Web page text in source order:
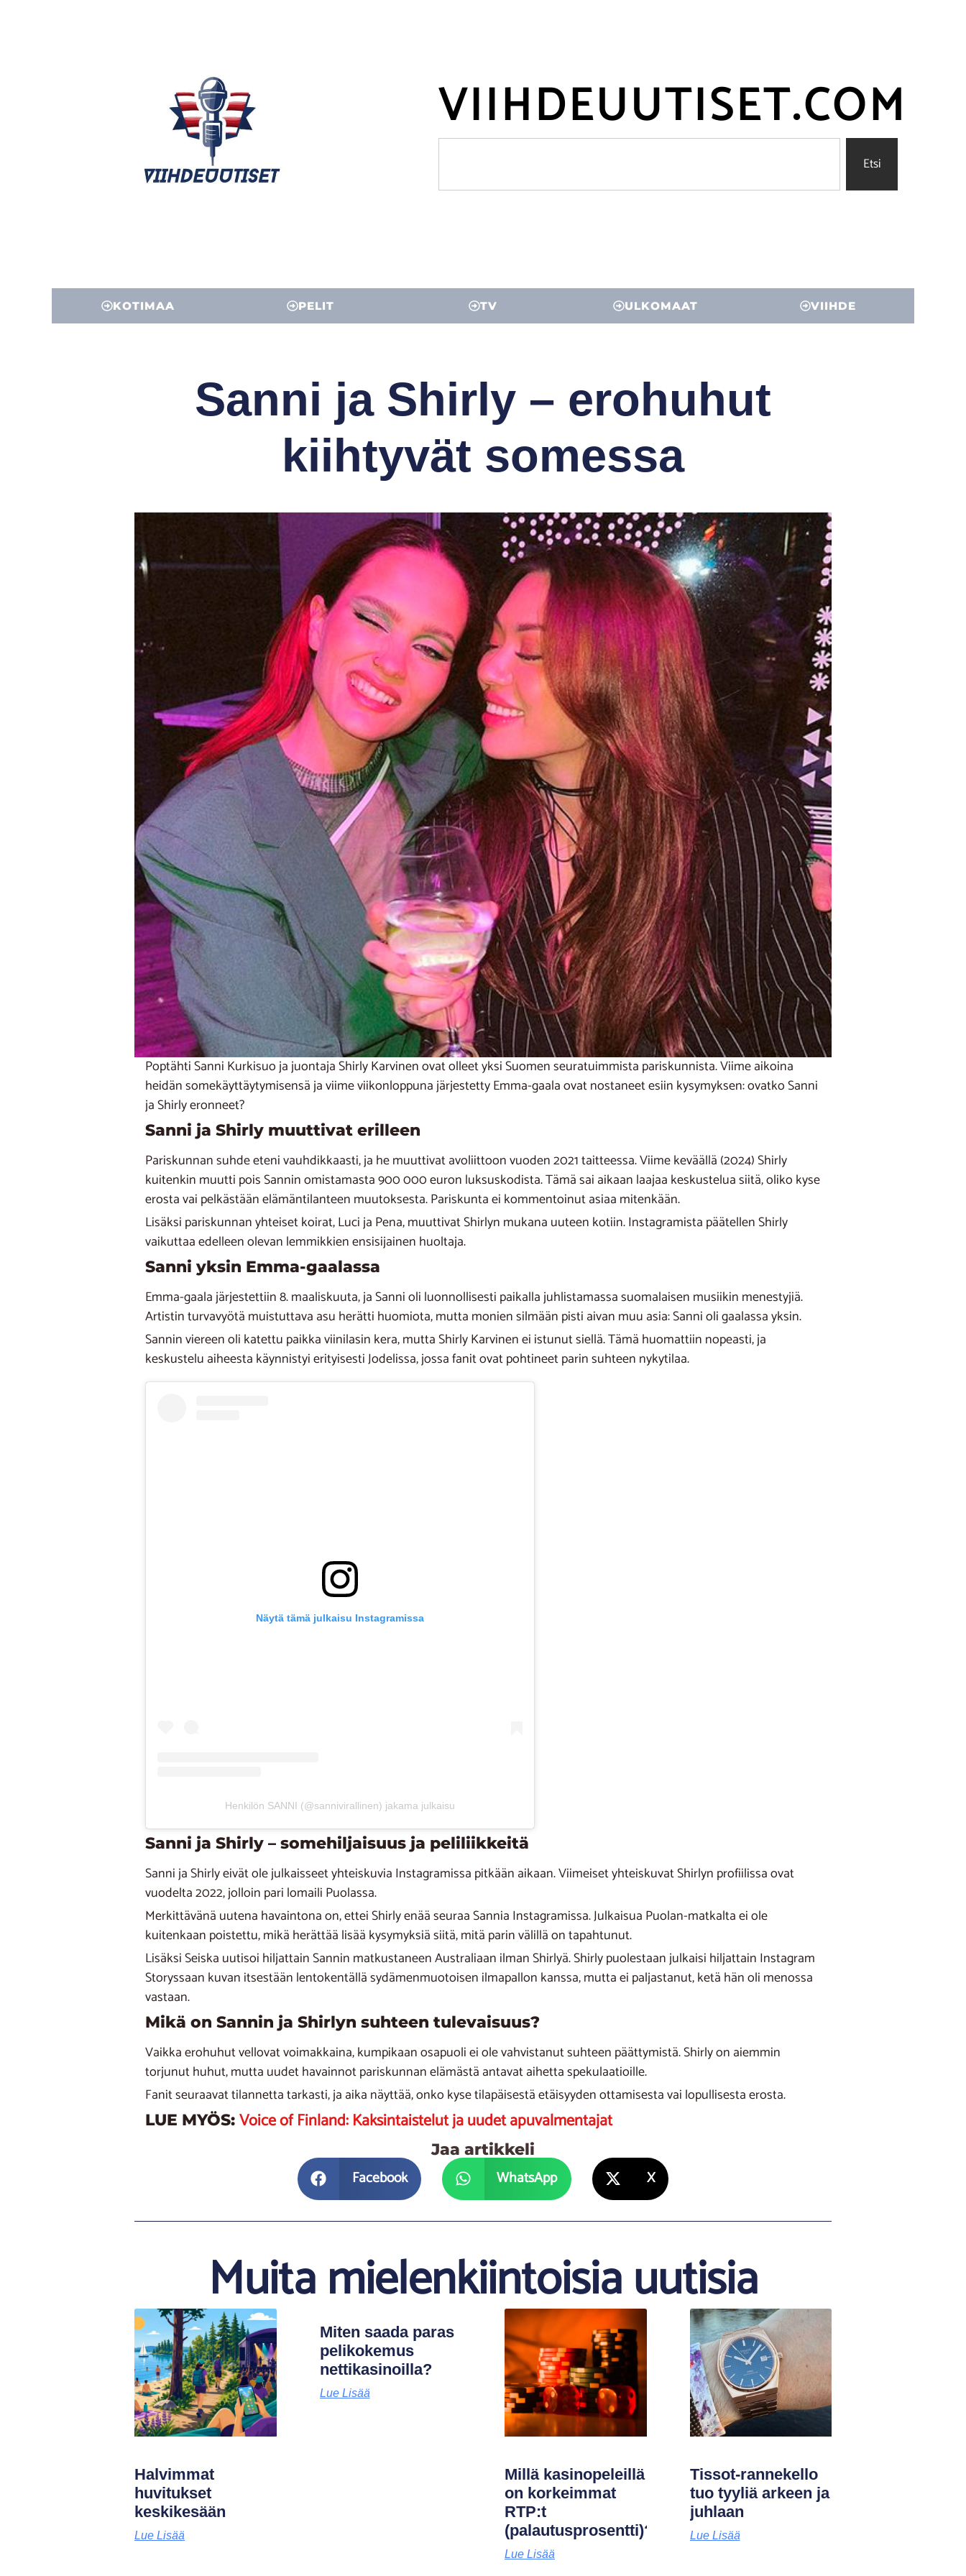
VIIHDEUUTISET.COM
Etsi
KOTIMAA PELIT TV ULKOMAAT VIIHDE
Sanni ja Shirly – erohuhut
kiihtyvät somessa
Poptähti Sanni Kurkisuo ja juontaja Shirly Karvinen ovat olleet yksi Suomen seuratuimmista pariskunnista. Viime aikoina
heidän somekäyttäytymisensä ja viime viikonloppuna järjestetty Emma-gaala ovat nostaneet esiin kysymyksen: ovatko Sanni
ja Shirly eronneet?
Sanni ja Shirly muuttivat erilleen
Pariskunnan suhde eteni vauhdikkaasti, ja he muuttivat avoliittoon vuoden 2021 taitteessa. Viime keväällä (2024) Shirly
kuitenkin muutti pois Sannin omistamasta 900 000 euron luksuskodista. Tämä sai aikaan laajaa keskustelua siitä, oliko kyse
erosta vai pelkästään elämäntilanteen muutoksesta. Pariskunta ei kommentoinut asiaa mitenkään.
Lisäksi pariskunnan yhteiset koirat, Luci ja Pena, muuttivat Shirlyn mukana uuteen kotiin. Instagramista päätellen Shirly
vaikuttaa edelleen olevan lemmikkien ensisijainen huoltaja.
Sanni yksin Emma-gaalassa
Emma-gaala järjestettiin 8. maaliskuuta, ja Sanni oli luonnollisesti paikalla juhlistamassa suomalaisen musiikin menestyjiä.
Artistin turvavyötä muistuttava asu herätti huomiota, mutta monien silmään pisti aivan muu asia: Sanni oli gaalassa yksin.
Sannin viereen oli katettu paikka viinilasin kera, mutta Shirly Karvinen ei istunut siellä. Tämä huomattiin nopeasti, ja
keskustelu aiheesta käynnistyi erityisesti Jodelissa, jossa fanit ovat pohtineet parin suhteen nykytilaa.
Näytä tämä julkaisu Instagramissa
Henkilön SANNI (@sannivirallinen) jakama julkaisu
Sanni ja Shirly – somehiljaisuus ja peliliikkeitä
Sanni ja Shirly eivät ole julkaisseet yhteiskuvia Instagramissa pitkään aikaan. Viimeiset yhteiskuvat Shirlyn profiilissa ovat
vuodelta 2022, jolloin pari lomaili Puolassa.
Merkittävänä uutena havaintona on, ettei Shirly enää seuraa Sannia Instagramissa. Julkaisua Puolan-matkalta ei ole
kuitenkaan poistettu, mikä herättää lisää kysymyksiä siitä, mitä parin välillä on tapahtunut.
Lisäksi Seiska uutisoi hiljattain Sannin matkustaneen Australiaan ilman Shirlyä. Shirly puolestaan julkaisi hiljattain Instagram
Storyssaan kuvan itsestään lentokentällä sydämenmuotoisen ilmapallon kanssa, mutta ei paljastanut, ketä hän oli menossa
vastaan.
Mikä on Sannin ja Shirlyn suhteen tulevaisuus?
Vaikka erohuhut vellovat voimakkaina, kumpikaan osapuoli ei ole vahvistanut suhteen päättymistä. Shirly on aiemmin
torjunut huhut, mutta uudet havainnot pariskunnan elämästä antavat aihetta spekulaatioille.
Fanit seuraavat tilannetta tarkasti, ja aika näyttää, onko kyse tilapäisestä etäisyyden ottamisesta vai lopullisesta erosta.
LUE MYÖS: Voice of Finland: Kaksintaistelut ja uudet apuvalmentajat
Jaa artikkeli
Facebook WhatsApp X
Muita mielenkiintoisia uutisia
Halvimmat
huvitukset
keskikesään
Lue Lisää
Miten saada paras
pelikokemus
nettikasinoilla?
Lue Lisää
Millä kasinopeleillä
on korkeimmat
RTP:t
(palautusprosentti)?
Lue Lisää
Tissot-rannekello
tuo tyyliä arkeen ja
juhlaan
Lue Lisää